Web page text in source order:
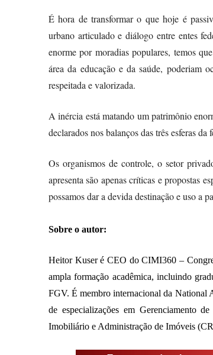
É hora de transformar o que hoje é
urbano articulado e diálogo entre entes
enorme por moradias populares, temos
área da educação e da saúde, poderiam
respeitada e valorizada.
A inércia está matando um patrimônio
declarados nos balanços das três esferas da
Os organismos de controle, o setor
apresenta são apenas críticas e propostas
possamos dar a devida destinação e uso a
Sobre o autor:
Heitor Kuser é CEO do CIMI360 –
ampla formação acadêmica, incluindo
FGV. É membro internacional da
de especializações em Gerenciamento
Imobiliário e Administração de Imóveis